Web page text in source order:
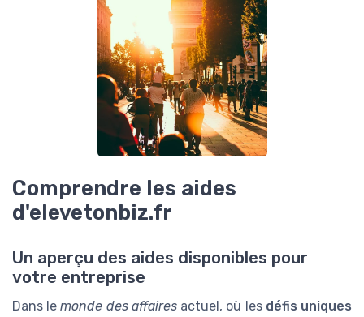
Comprendre les aides
d'elevetonbiz.fr
Un aperçu des aides disponibles pour
votre entreprise
Dans lemonde des affairesactuel, où les défis uniques